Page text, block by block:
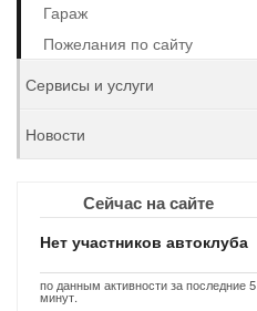
Гараж
Пожелания по сайту
Сервисы и услуги
Новости
Сейчас на сайте
Нет участников автоклуба
по данным активности за последние 5
минут.